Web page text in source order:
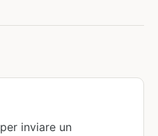
per inviare un